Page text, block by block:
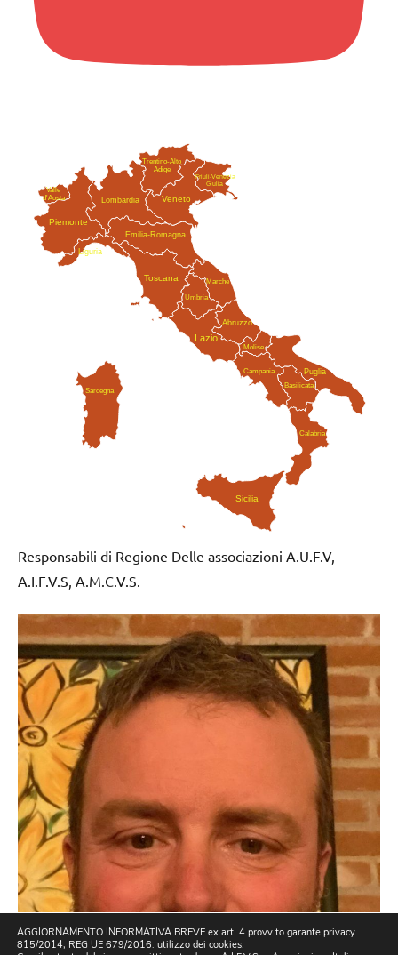
Abruzzo
Valle
d'Aosta
Puglia
Basilicata
Calabria
Campania
Emilia-Romagna
Friuli-Venezia
Giulia
Lazio
Liguria
Lombardia
Marche
Molise
Piemonte
Sardegna
Sicilia
Trentino-Alto
Adige
Toscana
Umbria
Veneto
Responsabili di Regione Delle associazioni A.U.F.V,
A.I.F.V.S, A.M.C.V.S.
AGGIORNAMENTO INFORMATIVA BREVE ex art. 4 provv.to garante privacy
815/2014, REG UE 679/2016. utilizzo dei cookies.